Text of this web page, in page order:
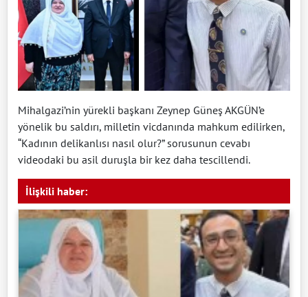
Mihalgazi’nin yürekli başkanı Zeynep Güneş AKGÜN’e
yönelik bu saldırı, milletin vicdanında mahkum edilirken,
“Kadının delikanlısı nasıl olur?” sorusunun cevabı
videodaki bu asil duruşla bir kez daha tescillendi.
İlişkili haber: